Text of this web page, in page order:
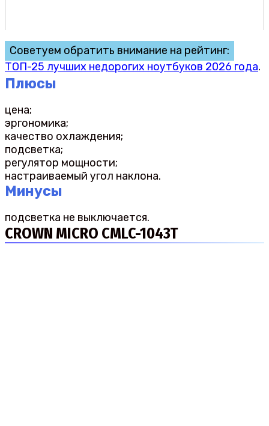
Советуем обратить внимание на рейтинг:
ТОП-25 лучших недорогих ноутбуков 2026 года.
Плюсы
цена;
эргономика;
качество охлаждения;
подсветка;
регулятор мощности;
настраиваемый угол наклона.
Минусы
подсветка не выключается.
CROWN MICRO CMLC-1043T